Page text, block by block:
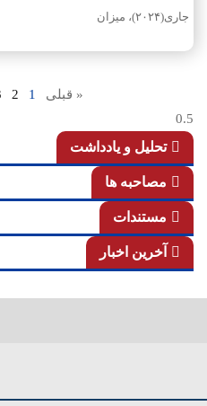
جاری(۲۰۲۴)، میزان
« قبلی 1
2
تحلیل و یادداشت
مصاحبه ها
مستندات
آخرین اخبار